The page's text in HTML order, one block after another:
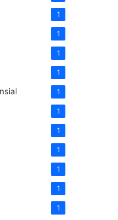
1
1
1
1
1
1
1
1
1
1
1